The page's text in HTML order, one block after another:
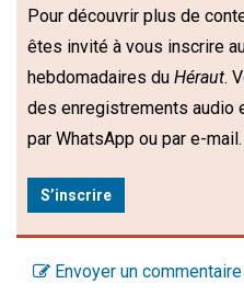
Pour découvrir plus de
êtes invité à vous inscrire
hebdomadaires du Héraut.
des enregistrements audio
par WhatsApp ou par e-mail.
S’inscrire
Envoyer un